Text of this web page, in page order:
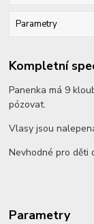
Parametry
Kompletní
Panenka má 9
pózovat.
Vlasy jsou
Nevhodné pro děti
Parametry